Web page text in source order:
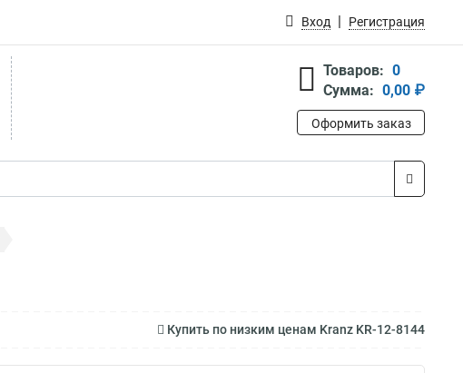
Вход Регистрация
Товаров: 0
Сумма: 0,00 ₽
Оформить заказ
Купить по низким ценам Kranz KR-12-8144